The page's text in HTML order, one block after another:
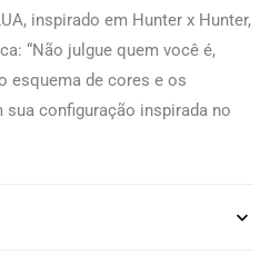
inspirado em Hunter x Hunter,
“Não julgue quem você é,
esquema de cores e os
configuração inspirada no